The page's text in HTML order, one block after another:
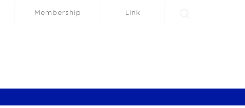
Membership Link